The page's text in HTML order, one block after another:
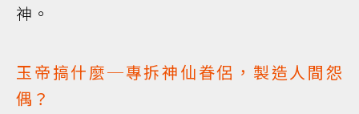
神。
玉帝搞什麼─專拆神仙眷侶，製造人間怨
偶？